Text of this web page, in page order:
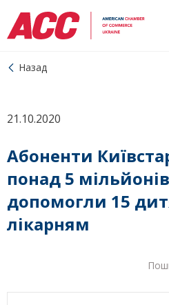
Назад
21.10.2020
Абоненти
понад 5
допомогли 15
лікарням